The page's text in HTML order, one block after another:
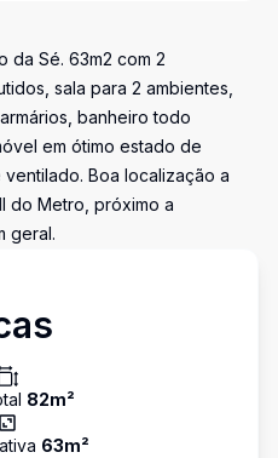
da Sé. 63m2 com 2
sala para 2 ambientes,
banheiro todo
em ótimo estado de
Boa localização a
do Metro, próximo a
geral.
82m²
63m²